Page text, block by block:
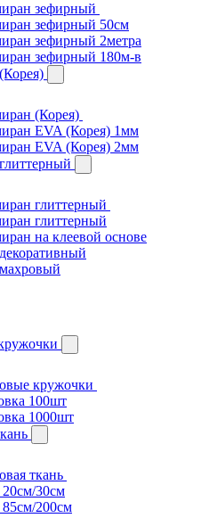
зефирный
зефирный 50см
зефирный 2метра
зефирный 180м-в
(Корея)
EVA (Корея) 1мм
EVA (Корея) 2мм
глиттерный
глиттерный
на клеевой основе
кружочки
100шт
1000шт
ткань
30см
200см